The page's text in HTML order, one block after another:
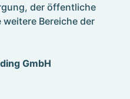
der öffentliche
Bereiche der
GmbH